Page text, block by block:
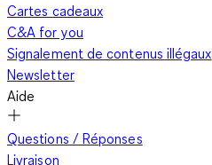
Cartes cadeaux
C&A for you
Signalement de contenus illégaux
Newsletter
Aide
Questions / Réponses
Livraison